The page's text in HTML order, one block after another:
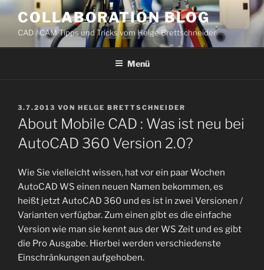
Zum
Inhalt
springen
COLLABORATION BLOG
CAD / CAM Tipps und Tricks vom Helge Brettschneider
Menü
VERÖFFENTLICHT
AM
3.7.2013 VON HELGE BRETTSCHNEIDER
About Mobile CAD : Was ist neu bei
AutoCAD 360 Version 2.0?
Wie Sie vielleicht wissen, hat vor ein paar Wochen
AutoCAD WS einen neuen Namen bekommen, es
heißt jetzt AutoCAD 360 und es ist in zwei Versionen /
Varianten verfügbar. Zum einen gibt es die einfache
Version wie man sie kennt aus der WS Zeit und es gibt
die Pro Ausgabe. Hierbei werden verschiedenste
Einschränkungen aufgehoben.